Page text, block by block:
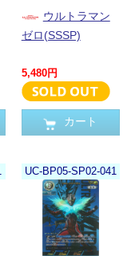
ウルトラマン
ゼロ(SSSP)
5,480円
カート
UC-BP05-SP02-041